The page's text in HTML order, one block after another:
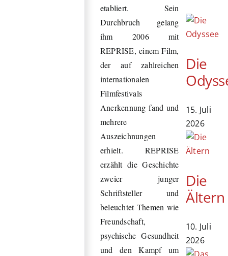
etabliert. Sein
Durchbruch gelang
ihm 2006 mit
REPRISE, einem Film,
der auf zahlreichen
internationalen
Filmfestivals
Anerkennung fand und
mehrere
Auszeichnungen
erhielt. REPRISE
erzählt die Geschichte
zweier junger
Schriftsteller und
beleuchtet Themen wie
Freundschaft,
psychische Gesundheit
und den Kampf um
Die
15. Juli
2026
Die
Ältern
10. Juli
2026